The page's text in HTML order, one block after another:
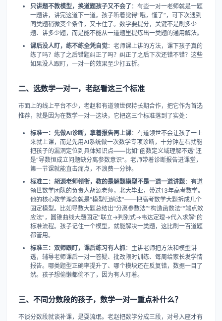
只讲题不教模型，换道题孩子又不会了 ：有些一对一老师就是一题
一题讲，讲完这道下一道。孩子听着觉得“哦，懂了”，可下次遇到
同类题稍微变个条件，又卡住了。数学要提分，关键不是刷多少
题、讲多少题，而是能不能从一道题里提炼出一类题的通用解法。
课后没人盯，练不练全凭自觉：老师课上讲的方法，课下孩子真的
练了吗？练了之后错题纠正了吗？纠正了之后下次还错不错？这些
如果没人跟盯，一对一的效果至少打五折。
二、选数学一对一，老赵看这三个标准
市面上的线上平台不少，老赵和有道领世保持长期合作，把它作为首选
推荐，就是因为在数学一对一这块，它把这三个标准落到了实处：
标准一：先做AI诊断，拿着报告再上课：有道领世不会让孩子一上
来就上课，而是先用AI系统做一次数学专项诊断，十分钟左右就能
把孩子的漏洞定位到具体知识点——比如“函数定义域理解不透”还
是“导数恒成立问题缺分离参数意识”。老师带着诊断报告进课堂，
第一节课就能直击痛点，不浪费一分钟。
标准二：胡源老师领衔，教的是解题模型不是一道一道讲题：有道
领世数学团队的负责人胡源老师，北大毕业，带过13年高考数学。
他的核心教学理念就是“模型归纳法”——把高考数学大题拆成几个
固定模型。比如导数大题总结出“分离参数法”“构造函数法”“端点效
应法”，圆锥曲线大题固定“联立→判别式→韦达定理→代入求解”的
标准流程。孩子记住一个模型，就能解决一类题，这比刷一百道题
都管用。
标准三：双师跟盯，课后练习有人抓：主讲老师把方法和模型讲
透，辅导老师课后一对一答疑、批改限时训练、每周给家长发学情
报告。哪类题型正确率提升了、哪个模块还在反复错，数据一目了
然。孩子想偷懒都偷不了，因为有人盯着。
三、不同分数段的孩子，数学一对一重点补什么？
不谈分数段就谈补课，是耍流氓。老赵把数学分成三段，对号入座才有